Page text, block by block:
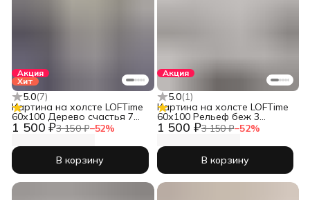
Акция
Хит
5.0(7)
1 500 ₽3 150 ₽−52%
Картина на холсте LOFTime
60х100 Дерево счастья 7
КБ-1471-60100
В корзину
Акция
5.0(1)
1 500 ₽3 150 ₽−52%
Картина на холсте LOFTime
60х100 Рельеф беж 3
КБ-1719-60100
В корзину